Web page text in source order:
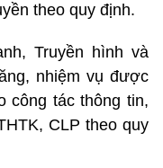
theo quy định.
Truyền hình và
nhiệm vụ được
công tác thông tin,
CLP theo quy